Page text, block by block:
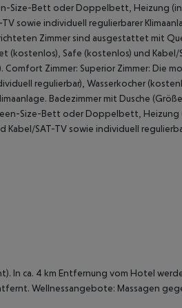
Size-Bett oder Doppelbett, Heizung
sowie individuell regulierbarer
Zimmer sind ausgestattet mit
Safe (kostenlos) und Kabel/
Comfort Zimmer: Superior Zimmer: Die
regulierbar), Wasserkocher
Badezimmer mit Dusche
Size-Bett oder Doppelbett, Heizung
SAT-TV sowie individuell
In ca. 4 km Entfernung vom Hotel
Wellnessangebote: Massagen